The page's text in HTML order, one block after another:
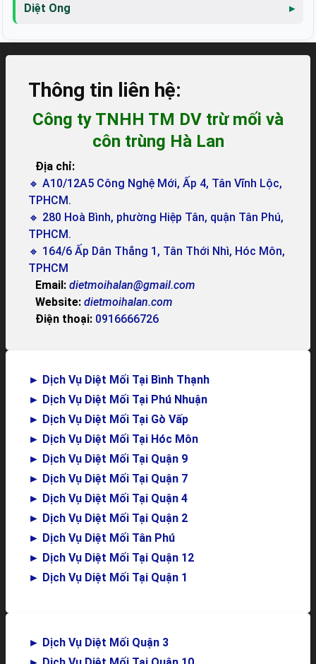
Diệt Ong
Thông tin liên hệ:
Công ty TNHH TM DV trừ mối và
côn trùng Hà Lan
Địa chỉ:
🔸 A10/12A5 Công Nghệ Mới, Ấp 4, Tân Vĩnh Lộc,
TPHCM.
🔸 280 Hoà Bình, phường Hiệp Tân, quận Tân Phú,
TPHCM.
🔸 164/6 Ấp Dân Thắng 1, Tân Thới Nhì, Hóc Môn,
TPHCM
Email: dietmoihalan@gmail.com
Website: dietmoihalan.com
Điện thoại: 0916666726
► Dịch Vụ Diệt Mối Tại Bình Thạnh
► Dịch Vụ Diệt Mối Tại Phú Nhuận
► Dịch Vụ Diệt Mối Tại Gò Vấp
► Dịch Vụ Diệt Mối Tại Hóc Môn
► Dịch Vụ Diệt Mối Tại Quận 9
► Dịch Vụ Diệt Mối Tại Quận 7
► Dịch Vụ Diệt Mối Tại Quận 4
► Dịch Vụ Diệt Mối Tại Quận 2
► Dịch Vụ Diệt Mối Tân Phú
► Dịch Vụ Diệt Mối Tại Quận 12
► Dịch Vụ Diệt Mối Tại Quận 1
► Dịch Vụ Diệt Mối Quận 3